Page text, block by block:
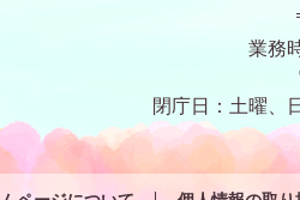
業務
閉庁日：土曜、